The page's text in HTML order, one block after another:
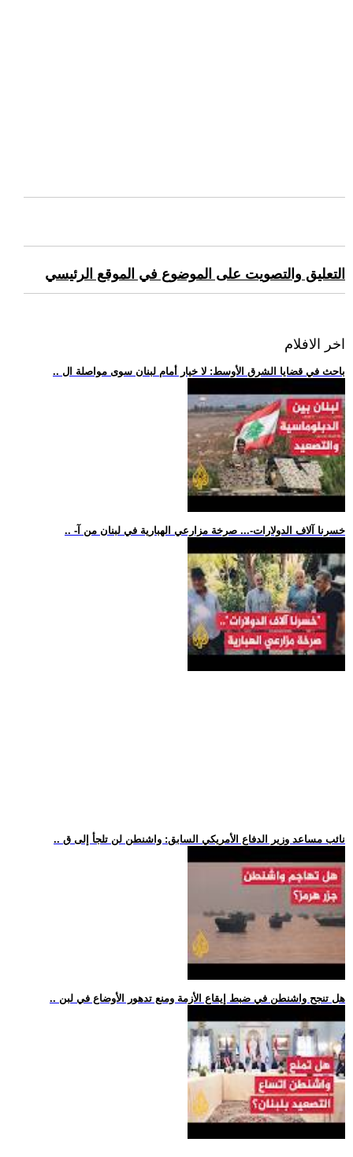
التعليق والتصويت على الموضوع في الموقع الرئيسي
اخر الافلام
.. باحث في قضايا الشرق الأوسط: لا خيار أمام لبنان سوى مواصلة ال
.. -خسرنا آلاف الدولارات-... صرخة مزارعي الهبارية في لبنان من آ
.. نائب مساعد وزير الدفاع الأمريكي السابق: واشنطن لن تلجأ إلى ق
.. هل تنجح واشنطن في ضبط إيقاع الأزمة ومنع تدهور الأوضاع في لبن